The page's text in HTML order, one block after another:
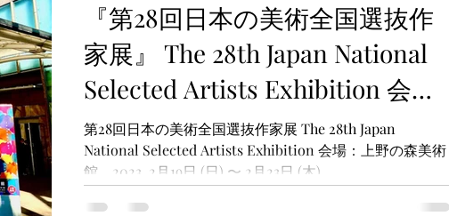
『第28回日本の美術全国選抜作
家展』 The 28th Japan National
Selected Artists Exhibition 会
場：上野の森美術館 本館1F 本館
2F
第28回日本の美術全国選抜作家展 The 28th Japan
National Selected Artists Exhibition 会場：上野の森美術
館 2023, 2月19日 (日) 〜 2月23日 (木)